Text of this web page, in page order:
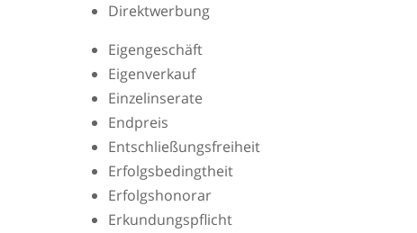
Direktwerbung
Eigengeschäft
Eigenverkauf
Einzelinserate
Endpreis
Entschließungsfreiheit
Erfolgsbedingtheit
Erfolgshonorar
Erkundungspflicht